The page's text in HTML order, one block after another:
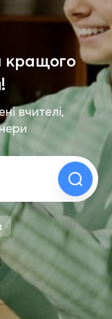
кращого
вчителі,